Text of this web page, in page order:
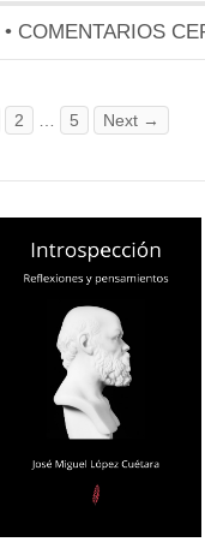
• COMENTARIOS
2 5 Next →